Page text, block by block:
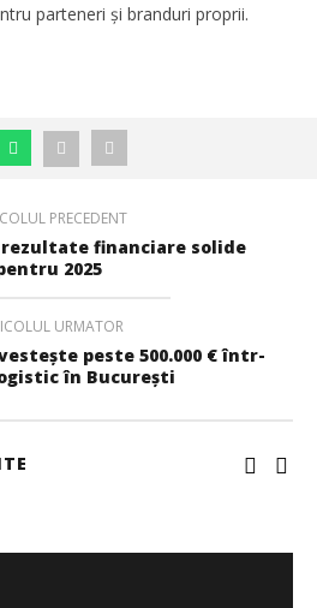
de achiziție a Cargus
parteneri și branduri proprii.
PRECEDENT
rezultate financiare solide
2025
URMATOR
peste 500.000 € într-
în București